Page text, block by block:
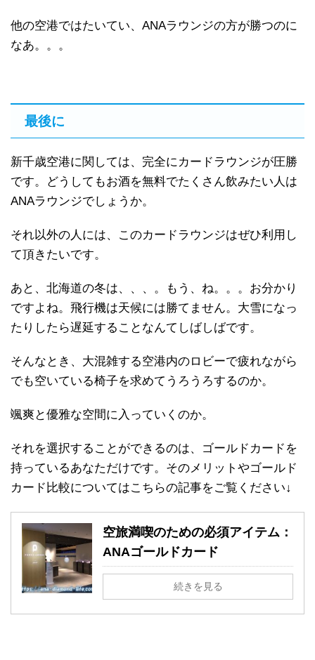
他の空港ではたいてい、ANAラウンジの方が勝つのに
なあ。。。
最後に
新千歳空港に関しては、完全にカードラウンジが圧勝
です。どうしてもお酒を無料でたくさん飲みたい人は
ANAラウンジでしょうか。
それ以外の人には、このカードラウンジはぜひ利用し
て頂きたいです。
あと、北海道の冬は、、、。もう、ね。。。お分かり
ですよね。飛行機は天候には勝てません。大雪になっ
たりしたら遅延することなんてしばしばです。
そんなとき、大混雑する空港内のロビーで疲れながら
でも空いている椅子を求めてうろうろするのか。
颯爽と優雅な空間に入っていくのか。
それを選択することができるのは、ゴールドカードを
持っているあなただけです。そのメリットやゴールド
カード比較についてはこちらの記事をご覧ください↓
空旅満喫のための必須アイテム：
ANAゴールドカード
続きを見る